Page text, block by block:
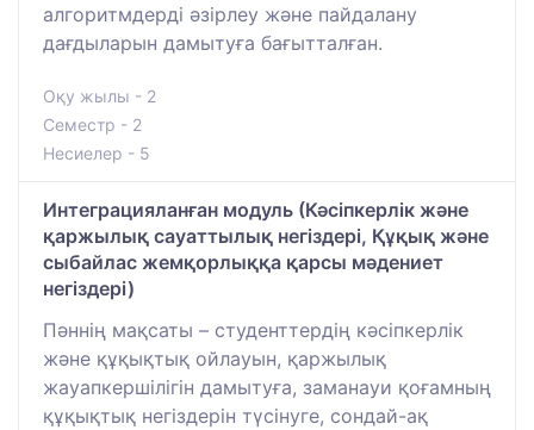
алгоритмдерді әзірлеу және пайдалану
дағдыларын дамытуға бағытталған.
Оқу жылы - 2
Семестр - 2
Несиелер - 5
Интеграцияланған модуль (Кәсіпкерлік және
қаржылық сауаттылық негіздері, Құқық және
сыбайлас жемқорлыққа қарсы мәдениет
негіздері)
Пәннің мақсаты – студенттердің кәсіпкерлік
және құқықтық ойлауын, қаржылық
жауапкершілігін дамытуға, заманауи қоғамның
құқықтық негіздерін түсінуге, сондай-ақ